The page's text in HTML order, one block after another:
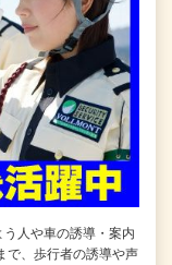
人や車の誘導・案内
で、歩行者の誘導や声